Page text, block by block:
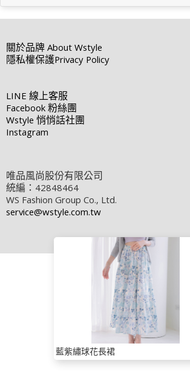
關於品牌About Wstyle
隱私權保護Privacy Policy
LINE線上客服
Facebook粉絲團
Wstyle悄悄話社團
Instagram
唯品風尚股份有限公司
統編：42848464
WS Fashion Group Co., Ltd.
service@wstyle.com.tw
藍紫繡球花長裙